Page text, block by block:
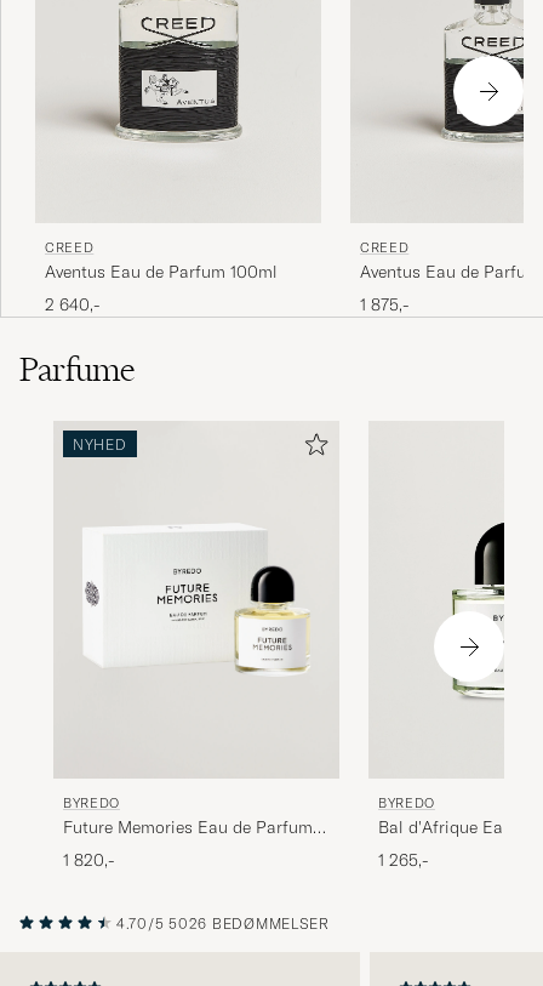
CREED
Aventus Eau de Parfum 100ml
2 640,-
CREED
Aventus Eau de
1 875,-
Parfume
NYHED
BYREDO
Future Memories Eau de Parfum
100ml
1 820,-
BYREDO
Bal d'Afrique Eau
1 265,-
4.70/5 5026 BEDØMMELSER